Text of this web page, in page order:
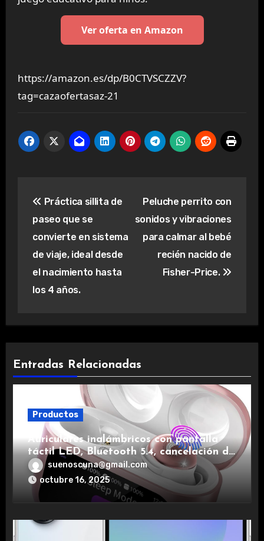
Ver oferta en Amazon
https://amazon.es/dp/B0CTVSCZZV?
tag=cazaofertasaz-21
de
entradas
Práctica sillita de
paseo que se
convierte en sistema
de viaje, ideal desde
el nacimiento hasta
los 4 años.
Peluche perrito con
sonidos y vibraciones
para calmar al bebé
recién nacido de
Fisher-Price.
Entradas Relacionadas
Productos
Auriculares inalámbricos con pantalla
táctil LED, Bluetooth 5.4, cancelación de
ruido, impermeables y de larga duración.
suenoscuna@gmail.com
octubre 16, 2025